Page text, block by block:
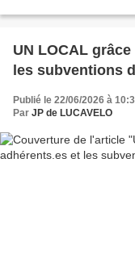
UN LOCAL
les subventions
Publié le 22/06/2026 à
Par JP de LUCAVELO